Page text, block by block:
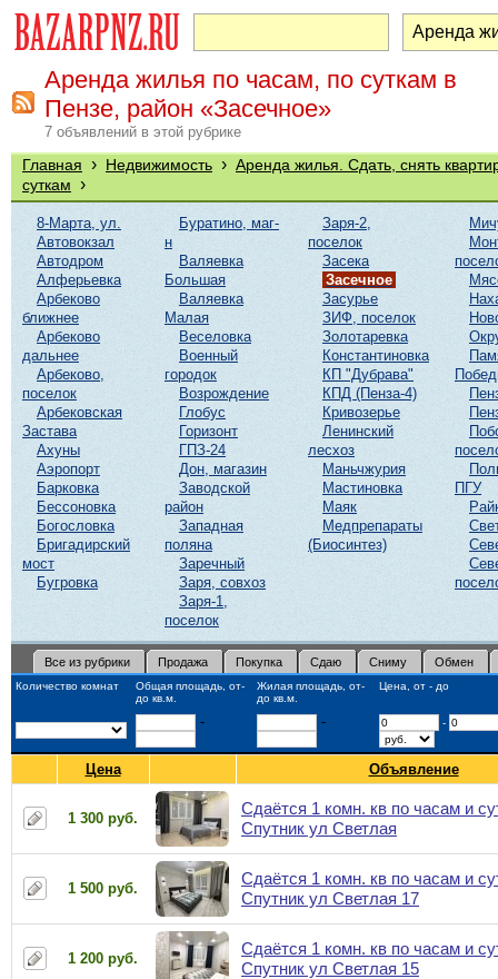
Аренда жилья по часам, по суткам в
Пензе, район «Засечное»
7 объявлений в этой рубрике
Главная › Недвижимость › Аренда жилья. Сдать, снять
суткам ›
8-Марта, ул.
Автовокзал
Автодром
Алферьевка
Арбеково
ближнее
Арбеково
дальнее
Арбеково,
поселок
Арбековская
Застава
Ахуны
Аэропорт
Барковка
Бессоновка
Богословка
Бригадирский
мост
Бугровка
Буратино, маг-
н
Валяевка
Большая
Валяевка
Малая
Веселовка
Военный
городок
Возрождение
Глобус
Горизонт
ГПЗ-24
Дон, магазин
Заводской
район
Западная
поляна
Заречный
Заря, совхоз
Заря-1,
поселок
Заря-2,
поселок
Засека
Засечное
Засурье
ЗИФ, поселок
Золотаревка
Константиновка
КП "Дубрава"
КПД (Пенза-4)
Кривозерье
Ленинский
лесхоз
Маньчжурия
Мастиновка
Маяк
Медпрепараты
(Биосинтез)
ПГУ
Все из рубрики Продажа Покупка Сдаю Сниму Обмен
Количество комнат
Общая площадь, от-
до кв.м.
Жилая площадь, от-
до кв.м.
Цена, от - до
- - -
Цена Объявление
1 300 руб.
Сдаётся 1 комн. кв по часам и
Спутник ул Светлая
1 500 руб.
Сдаётся 1 комн. кв по часам и
Спутник ул Светлая 17
1 200 руб.
Сдаётся 1 комн. кв по часам и
Спутник ул Светлая 15